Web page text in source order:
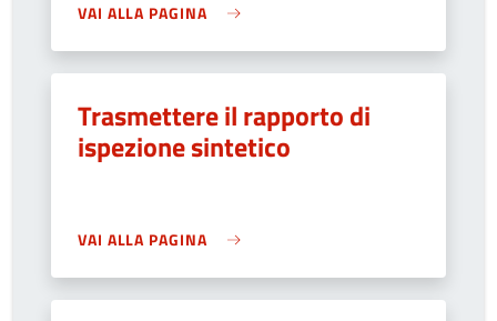
VAI ALLA PAGINA
Trasmettere il rapporto di
ispezione sintetico
VAI ALLA PAGINA